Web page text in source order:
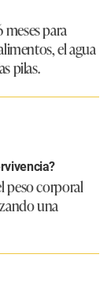
meses para
el agua
pilas.
peso corporal
una